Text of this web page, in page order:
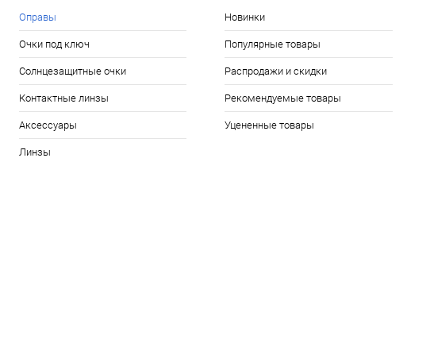
Оправы
Очки под ключ
Солнцезащитные очки
Контактные линзы
Аксессуары
Линзы
Новинки
Популярные товары
Распродажи и скидки
Рекомендуемые товары
Уцененные товары